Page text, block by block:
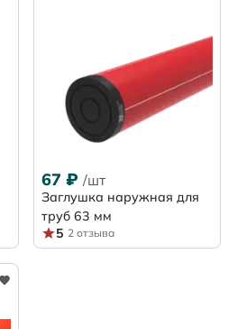
67 ₽ /шт
Заглушка наружная для
труб 63 мм
5 2 отзыва